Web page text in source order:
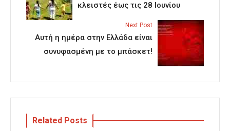
κλειστές έως τις 28 Ιουνίου
Next Post
Αυτή η ημέρα στην Ελλάδα είναι
συνυφασμένη με το μπάσκετ!
Related Posts